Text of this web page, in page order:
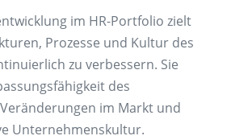
im HR-Portfolio zielt
Prozesse und Kultur des
zu verbessern. Sie
des
im Markt und
Unternehmenskultur.